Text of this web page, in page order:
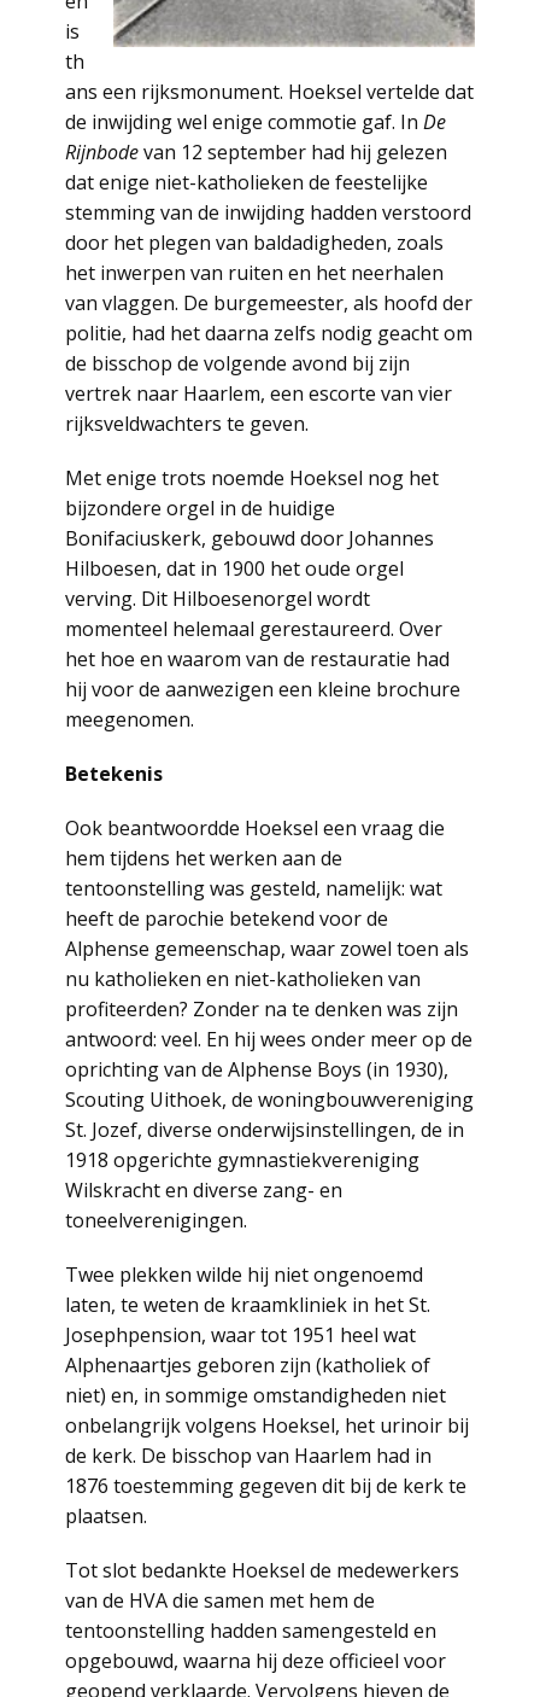
is
th
ans een rijksmonument. Hoeksel vertelde dat
de inwijding wel enige commotie gaf. In De
Rijnbodevan 12 september had hij gelezen
dat enige niet-katholieken de feestelijke
stemming van de inwijding hadden verstoord
door het plegen van baldadigheden, zoals
het inwerpen van ruiten en het neerhalen
van vlaggen. De burgemeester, als hoofd der
politie, had het daarna zelfs nodig geacht om
de bisschop de volgende avond bij zijn
vertrek naar Haarlem, een escorte van vier
rijksveldwachters te geven.
Met enige trots noemde Hoeksel nog het
bijzondere orgel in de huidige
Bonifaciuskerk, gebouwd door Johannes
Hilboesen, dat in 1900 het oude orgel
verving. Dit Hilboesenorgel wordt
momenteel helemaal gerestaureerd. Over
het hoe en waarom van de restauratie had
hij voor de aanwezigen een kleine brochure
meegenomen.
Betekenis
Ook beantwoordde Hoeksel een vraag die
hem tijdens het werken aan de
tentoonstelling was gesteld, namelijk: wat
heeft de parochie betekend voor de
Alphense gemeenschap, waar zowel toen als
nu katholieken en niet-katholieken van
profiteerden? Zonder na te denken was zijn
antwoord: veel. En hij wees onder meer op de
oprichting van de Alphense Boys (in 1930),
Scouting Uithoek, de woningbouwvereniging
St. Jozef, diverse onderwijsinstellingen, de in
1918 opgerichte gymnastiekvereniging
Wilskracht en diverse zang- en
toneelverenigingen.
Twee plekken wilde hij niet ongenoemd
laten, te weten de kraamkliniek in het St.
Josephpension, waar tot 1951 heel wat
Alphenaartjes geboren zijn (katholiek of
niet) en, in sommige omstandigheden niet
onbelangrijk volgens Hoeksel, het urinoir bij
de kerk. De bisschop van Haarlem had in
1876 toestemming gegeven dit bij de kerk te
plaatsen.
Tot slot bedankte Hoeksel de medewerkers
van de HVA die samen met hem de
tentoonstelling hadden samengesteld en
opgebouwd, waarna hij deze officieel voor
geopend verklaarde. Vervolgens hieven de